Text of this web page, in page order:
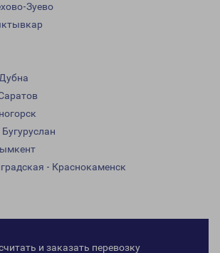
Зуево
- Краснокаменск
и заказать перевозку